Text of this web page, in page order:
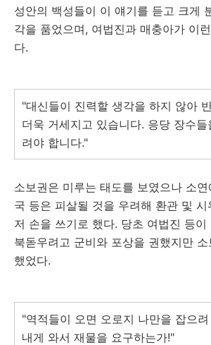
성안의 백성들이 이 얘기를 듣고 크게
각을 품었으며, 여법진과 매충아가 이
다.
"대신들이 진력할 생각을 하지 않아
더욱 거세지고 있습니다. 응당 장수
려야 합니다."
소보권은 미루는 태도를 보였으나 소
국 등은 피살될 것을 우려해 환관 및 시
저 손을 쓰기로 했다. 당초 여법진 등이
북돋우려고 군비와 포상을 권했지만
했었다.
"역적들이 오면 오로지 나만을 잡으
내게 와서 재물을 요구하는가!"